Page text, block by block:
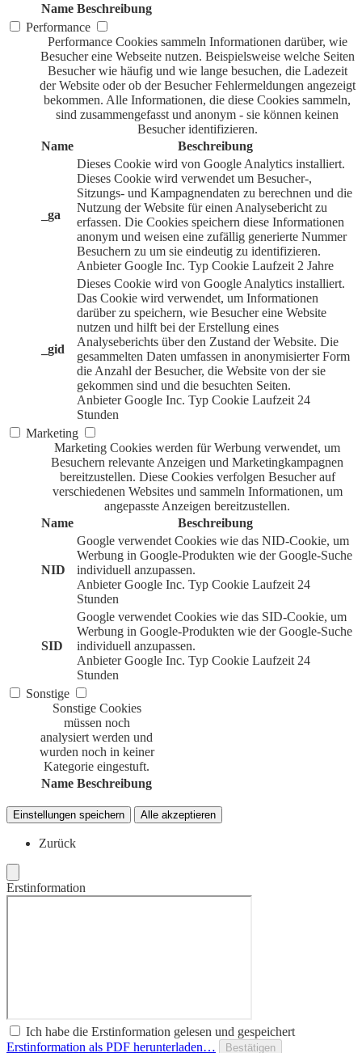
Name Beschreibung
Performance
Performance Cookies sammeln Informationen darüber, wie
Besucher eine Webseite nutzen. Beispielsweise welche Seiten
Besucher wie häufig und wie lange besuchen, die Ladezeit
der Website oder ob der Besucher Fehlermeldungen angezeigt
bekommen. Alle Informationen, die diese Cookies sammeln,
sind zusammengefasst und anonym - sie können keinen
Besucher identifizieren.
Name
Beschreibung
_ga
Dieses Cookie wird von Google Analytics installiert.
Dieses Cookie wird verwendet um Besucher-,
Sitzungs- und Kampagnendaten zu berechnen und die
Nutzung der Website für einen Analysebericht zu
erfassen. Die Cookies speichern diese Informationen
anonym und weisen eine zufällig generierte Nummer
Besuchern zu um sie eindeutig zu identifizieren.
Anbieter Google Inc. Typ Cookie Laufzeit 2 Jahre
_gid
Dieses Cookie wird von Google Analytics installiert.
Das Cookie wird verwendet, um Informationen
darüber zu speichern, wie Besucher eine Website
nutzen und hilft bei der Erstellung eines
Analyseberichts über den Zustand der Website. Die
gesammelten Daten umfassen in anonymisierter Form
die Anzahl der Besucher, die Website von der sie
gekommen sind und die besuchten Seiten.
Anbieter Google Inc. Typ Cookie Laufzeit 24
Stunden
Marketing
Marketing Cookies werden für Werbung verwendet, um
Besuchern relevante Anzeigen und Marketingkampagnen
bereitzustellen. Diese Cookies verfolgen Besucher auf
verschiedenen Websites und sammeln Informationen, um
angepasste Anzeigen bereitzustellen.
Name
Beschreibung
NID
Google verwendet Cookies wie das NID-Cookie, um
Werbung in Google-Produkten wie der Google-Suche
individuell anzupassen.
Anbieter Google Inc. Typ Cookie Laufzeit 24
Stunden
SID
Google verwendet Cookies wie das SID-Cookie, um
Werbung in Google-Produkten wie der Google-Suche
individuell anzupassen.
Anbieter Google Inc. Typ Cookie Laufzeit 24
Stunden
Sonstige
Sonstige Cookies
müssen noch
analysiert werden und
wurden noch in keiner
Kategorie eingestuft.
Name Beschreibung
Einstellungen speichern Alle akzeptieren
Zurück
Erstinformation
Ich habe die Erstinformation gelesen und gespeichert
Erstinformation als PDF herunterladen…
Bestätigen